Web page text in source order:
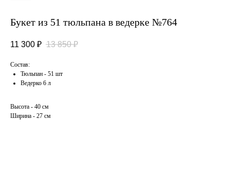
Букет из 51 тюльпана в ведерке №764
11 300 ₽ 13 850 ₽
Состав:
Тюльпан - 51 шт
Ведерко 6 л
Высота - 40 см
Ширина - 27 см